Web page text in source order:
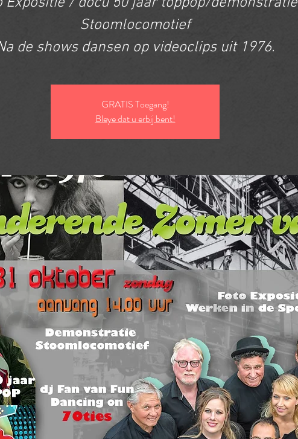
Stoomlocomotief
de shows dansen op videoclips uit 1976.
GRATIS Toegang!
Bleye dat u erbij bent!